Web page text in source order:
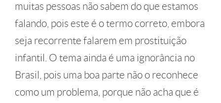
muitas pessoas não sabem do que estamos
falando, pois este é o termo correto, embora
seja recorrente falarem em prostituição
infantil. O tema ainda é uma ignorância no
Brasil, pois uma boa parte não o reconhece
como um problema, porque não acha que é